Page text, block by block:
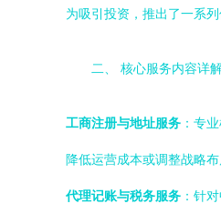
为吸引投资，推出了一系
二、 核心服务内容详
工商注册与地址服务 ：专
降低运营成本或调整战略
代理记账与税务服务 ：针